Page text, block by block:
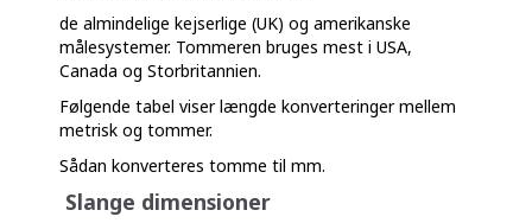
de almindelige kejserlige (UK) og amerikanske
målesystemer. Tommeren bruges mest i USA,
Canada og Storbritannien.
Følgende tabel viser længde konverteringer mellem
metrisk og tommer.
Sådan konverteres tomme til mm.
Slange dimensioner